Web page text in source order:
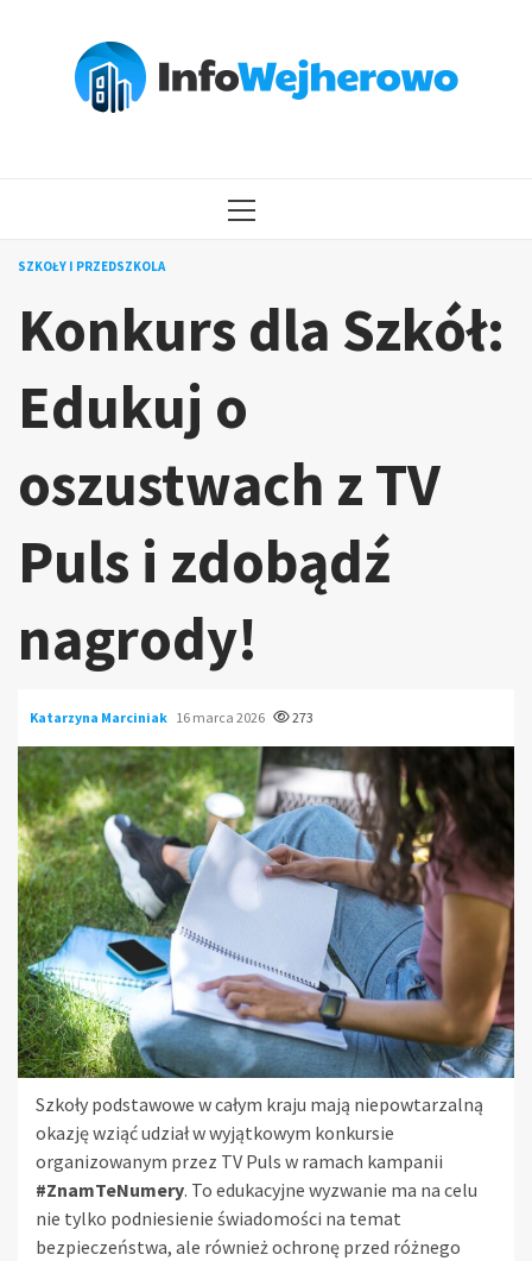
MENU
SZKOŁY I PRZEDSZKOLA
Konkurs dla Szkół:
Edukuj o
oszustwach z TV
Puls i zdobądź
nagrody!
Katarzyna Marciniak 16 marca 2026 273
Szkoły podstawowe w całym kraju mają niepowtarzalną
okazję wziąć udział w wyjątkowym konkursie
organizowanym przez TV Puls w ramach kampanii
#ZnamTeNumery. To edukacyjne wyzwanie ma na celu
nie tylko podniesienie świadomości na temat
bezpieczeństwa, ale również ochronę przed różnego